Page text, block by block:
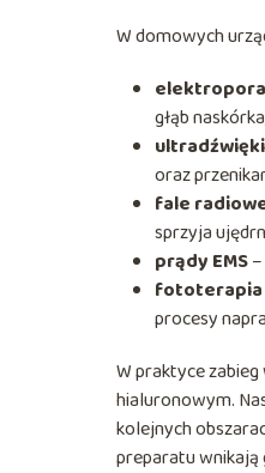
W domowych
głąb
ultradźwięki
oraz
fale
sprzyja
prądy EMS
fototerapia
procesy
W praktyce
hialuronowym.
kolejnych
preparatu wnikają